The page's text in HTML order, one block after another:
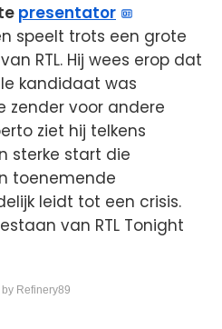
presentator
speelt trots een grote
RTL. Hij wees erop dat
kandidaat was
zender voor andere
ziet hij telkens
sterke start die
toenemende
leidt tot een crisis.
van RTL Tonight
Refinery89